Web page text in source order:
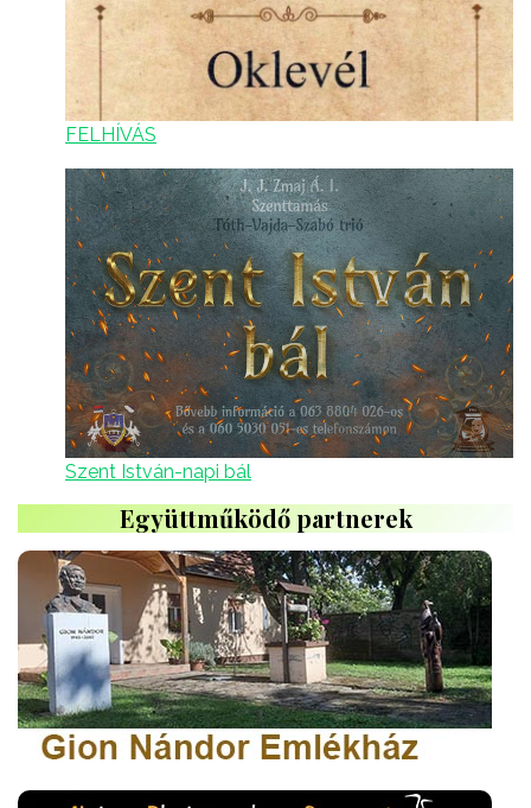
FELHÍVÁS
Szent István-napi bál
Együttműködő partnerek